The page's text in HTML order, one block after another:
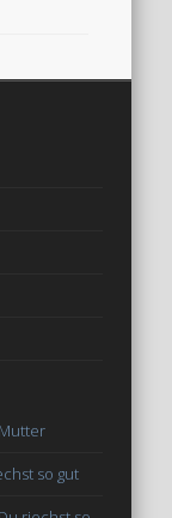
so gut